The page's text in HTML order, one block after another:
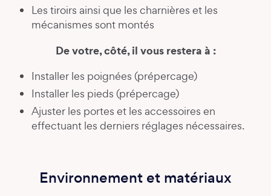
Les tiroirs ainsi que les charnières et les
mécanismes sont montés
De votre, côté, il vous restera à :
Installer les poignées (prépercage)
Installer les pieds (prépercage)
Ajuster les portes et les accessoires en
effectuant les derniers réglages nécessaires.
Environnement et matériaux